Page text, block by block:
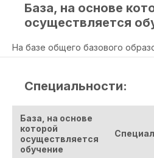
База, на основе
осуществляется
На базе общего базового
Специальности:
База, на основе
которой
осуществляется
обучение